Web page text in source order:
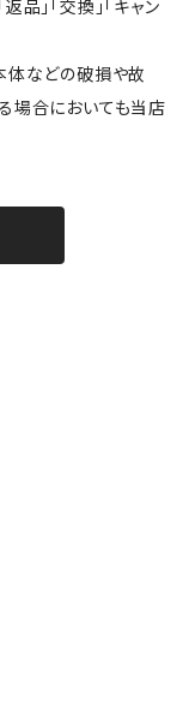
」「交換」「キャン
体などの破損や故
場合においても当店